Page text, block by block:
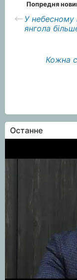
Попредня
У небесному
янгола
Кожна
Останне